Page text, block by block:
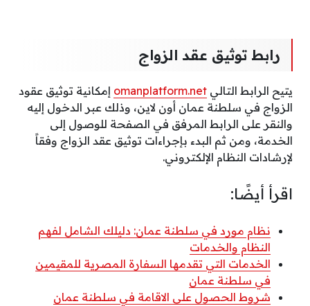
رابط توثيق عقد الزواج
يتيح الرابط التالي omanplatform.net إمكانية توثيق عقود
الزواج في سلطنة عمان أون لاين، وذلك عبر الدخول إليه
والنقر على الرابط المرفق في الصفحة للوصول إلى
الخدمة، ومن ثم البدء بإجراءات توثيق عقد الزواج وفقاً
لإرشادات النظام الإلكتروني.
اقرأ أيضًا:
نظام مورد في سلطنة عمان: دليلك الشامل لفهم
النظام والخدمات
الخدمات التي تقدمها السفارة المصرية للمقيمين
في سلطنة عمان
شروط الحصول على الاقامة في سلطنة عمان